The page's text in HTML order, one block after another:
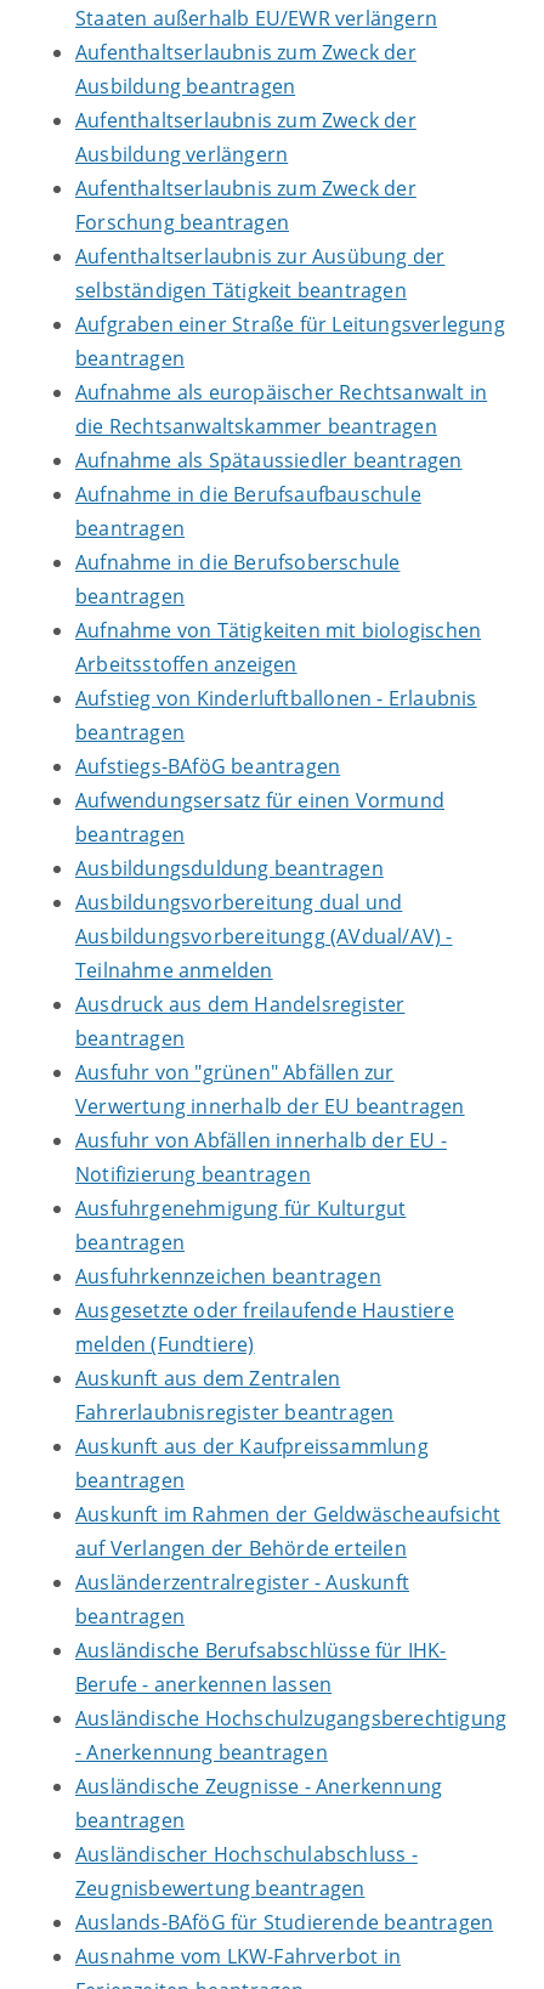
Staaten außerhalb EU/EWR verlängern
Aufenthaltserlaubnis zum Zweck der
Ausbildung beantragen
Aufenthaltserlaubnis zum Zweck der
Ausbildung verlängern
Aufenthaltserlaubnis zum Zweck der
Forschung beantragen
Aufenthaltserlaubnis zur Ausübung der
selbständigen Tätigkeit beantragen
Aufgraben einer Straße für Leitungsverlegung
beantragen
Aufnahme als europäischer Rechtsanwalt in
die Rechtsanwaltskammer beantragen
Aufnahme als Spätaussiedler beantragen
Aufnahme in die Berufsaufbauschule
beantragen
Aufnahme in die Berufsoberschule
beantragen
Aufnahme von Tätigkeiten mit biologischen
Arbeitsstoffen anzeigen
Aufstieg von Kinderluftballonen - Erlaubnis
beantragen
Aufstiegs-BAföG beantragen
Aufwendungsersatz für einen Vormund
beantragen
Ausbildungsduldung beantragen
Ausbildungsvorbereitung dual und
Ausbildungsvorbereitungg (AVdual/AV) -
Teilnahme anmelden
Ausdruck aus dem Handelsregister
beantragen
Ausfuhr von "grünen" Abfällen zur
Verwertung innerhalb der EU beantragen
Ausfuhr von Abfällen innerhalb der EU -
Notifizierung beantragen
Ausfuhrgenehmigung für Kulturgut
beantragen
Ausfuhrkennzeichen beantragen
Ausgesetzte oder freilaufende Haustiere
melden (Fundtiere)
Auskunft aus dem Zentralen
Fahrerlaubnisregister beantragen
Auskunft aus der Kaufpreissammlung
beantragen
Auskunft im Rahmen der Geldwäscheaufsicht
auf Verlangen der Behörde erteilen
Ausländerzentralregister - Auskunft
beantragen
Ausländische Berufsabschlüsse für IHK-
Berufe - anerkennen lassen
Ausländische Hochschulzugangsberechtigung
- Anerkennung beantragen
Ausländische Zeugnisse - Anerkennung
beantragen
Ausländischer Hochschulabschluss -
Zeugnisbewertung beantragen
Auslands-BAföG für Studierende beantragen
Ausnahme vom LKW-Fahrverbot in